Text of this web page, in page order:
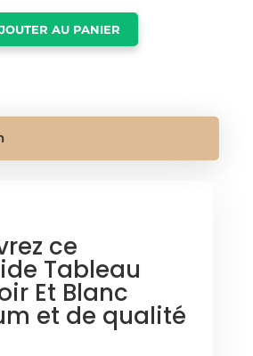
AU PANIER
ce
Tableau
Et Blanc
et de qualité